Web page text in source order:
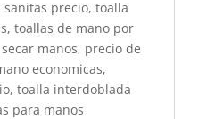
precio, toalla
toallas de mano por
manos, precio de
economicas,
toalla interdoblada
para manos